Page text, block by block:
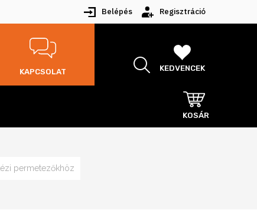
Belépés Regisztráció
KAPCSOLAT KEDVENCEK
KOSÁR
permetezőkhöz